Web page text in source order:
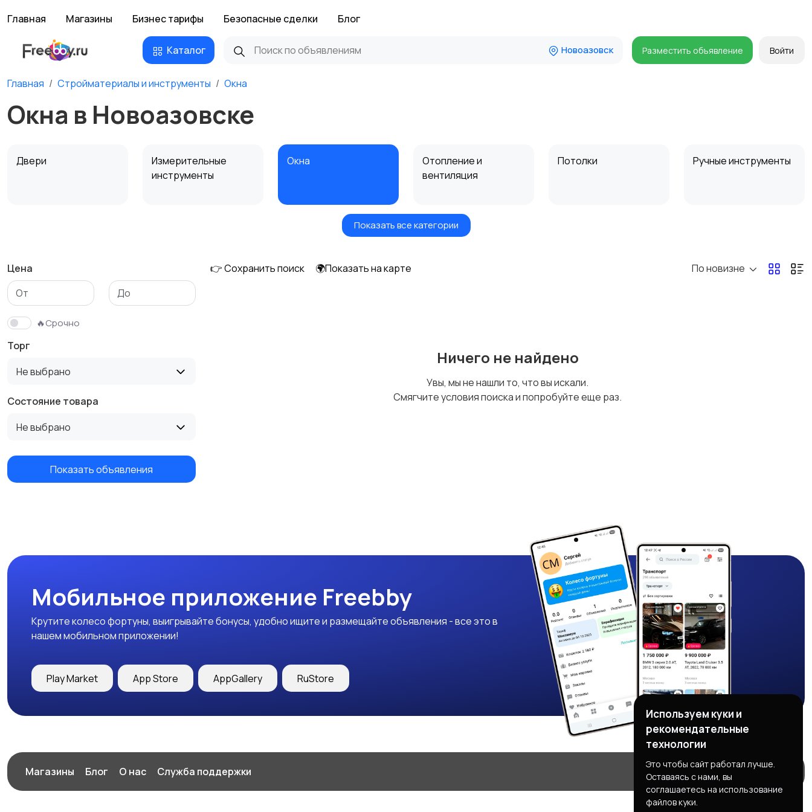
Главная Магазины Бизнес тарифы Безопасные сделки Блог
Каталог Новоазовск Разместить объявление Войти
Главная Стройматериалы и инструменты Окна
Окна в Новоазовске
Двери
Измерительные
инструменты
Окна
Отопление и
вентиляция
Потолки Ручные инструменты
Электроинструмент
Показать все категории
Цена
🔥Срочно
Торг
Не выбрано
Состояние товара
Не выбрано
Показать объявления
👉 Сохранить поиск 🌍Показать на карте По новизне
Ничего не найдено
Увы, мы не нашли то, что вы искали.
Смягчите условия поиска и попробуйте еще раз.
Мобильное приложение Freebby
Крутите колесо фортуны, выигрывайте бонусы, удобно ищите и размещайте объявления - все это в
нашем мобильном приложении!
Play Market App Store AppGallery RuStore
Магазины Блог О нас Служба поддержки
Используем куки и
рекомендательные
технологии
Это чтобы сайт работал лучше.
Оставаясь с нами, вы
соглашаетесь на использование
файлов куки.